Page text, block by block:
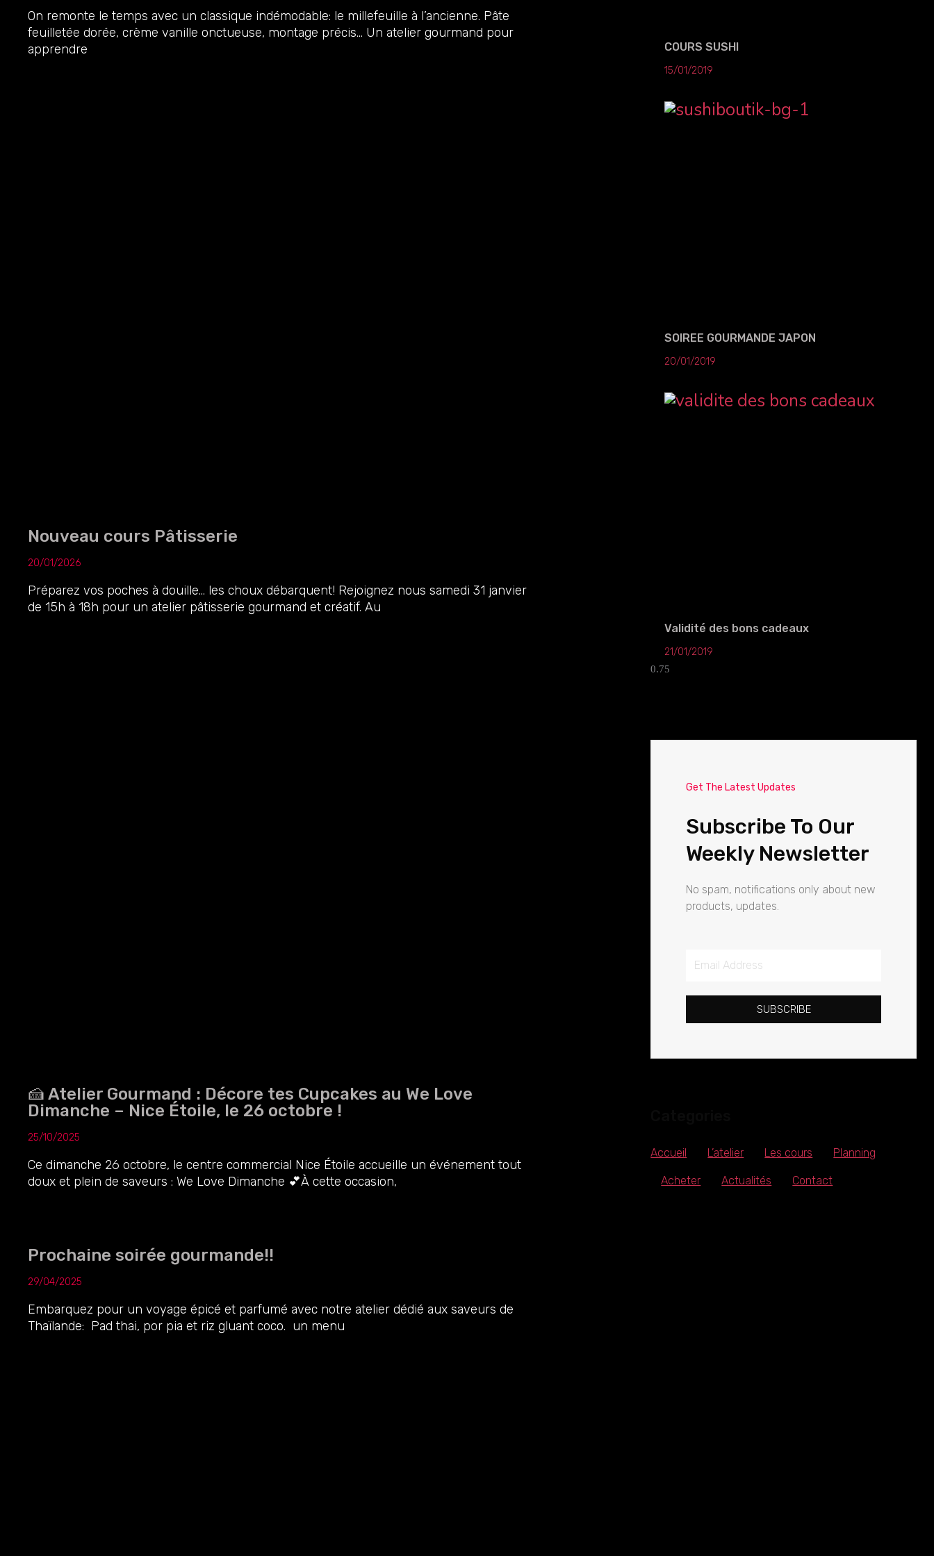
On remonte le temps avec un classique indémodable: le millefeuille à l’ancienne. Pâte
feuilletée dorée, crème vanille onctueuse, montage précis… Un atelier gourmand pour
apprendre
Nouveau cours Pâtisserie
20/01/2026
Préparez vos poches à douille… les choux débarquent! Rejoignez nous samedi 31 janvier
de 15h à 18h pour un atelier pâtisserie gourmand et créatif. Au
🍰 Atelier Gourmand : Décore tes Cupcakes au We Love
Dimanche – Nice Étoile, le 26 octobre !
25/10/2025
Ce dimanche 26 octobre, le centre commercial Nice Étoile accueille un événement tout
doux et plein de saveurs : We Love Dimanche 💕À cette occasion,
Prochaine soirée gourmande!!
29/04/2025
Embarquez pour un voyage épicé et parfumé avec notre atelier dédié aux saveurs de
Thaïlande: Pad thai, por pia et riz gluant coco. un menu
COURS SUSHI
15/01/2019
SOIREE GOURMANDE JAPON
20/01/2019
Validité des bons cadeaux
21/01/2019
Get The Latest Updates
Subscribe To Our
Weekly Newsletter
No spam, notifications only about new
products, updates.
SUBSCRIBE
Accueil L’atelier Les cours Planning
Acheter Actualités Contact